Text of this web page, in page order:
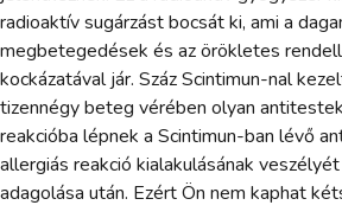
radioaktív sugárzást bocsát ki, ami a
megbetegedések és az örökletes
kockázatával jár. Száz Scintimun-nal
tizennégy beteg vérében olyan
reakcióba lépnek a Scintimun-ban lévő
allergiás reakció kialakulásának
adagolása után. Ezért Ön nem kaphat